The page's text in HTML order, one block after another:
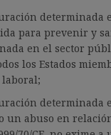
determinada
para prevenir y
en el sector
los Estados
laboral;
determinada
abuso en